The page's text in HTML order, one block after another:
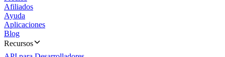
Afiliados
Ayuda
Aplicaciones
Blog
Recursos